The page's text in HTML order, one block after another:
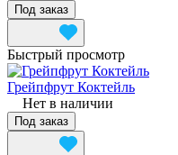
Под заказ
Быстрый просмотр
Грейпфрут Коктейль
Нет в наличии
Под заказ